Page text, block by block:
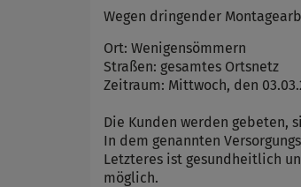
Wegen dringender
Ort: Wenigensömmern
Straßen: gesamtes Ortsnetz
Zeitraum: Mittwoch, den
Die Kunden werden gebeten,
In dem genannten
Letzteres ist gesundheitlich
möglich.